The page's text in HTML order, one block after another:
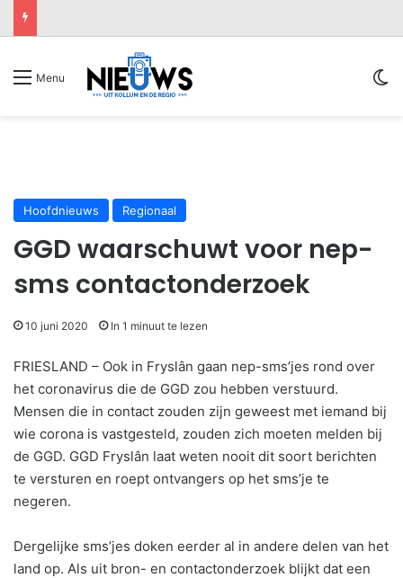
Menu
Hoofdnieuws Regionaal
GGD waarschuwt voor nep-
sms contactonderzoek
10 juni 2020 In 1 minuut te lezen
FRIESLAND – Ook in Fryslân gaan nep-sms’jes rond over
het coronavirus die de GGD zou hebben verstuurd.
Mensen die in contact zouden zijn geweest met iemand bij
wie corona is vastgesteld, zouden zich moeten melden bij
de GGD. GGD Fryslân laat weten nooit dit soort berichten
te versturen en roept ontvangers op het sms’je te
negeren.
Dergelijke sms’jes doken eerder al in andere delen van het
land op. Als uit bron- en contactonderzoek blijkt dat een